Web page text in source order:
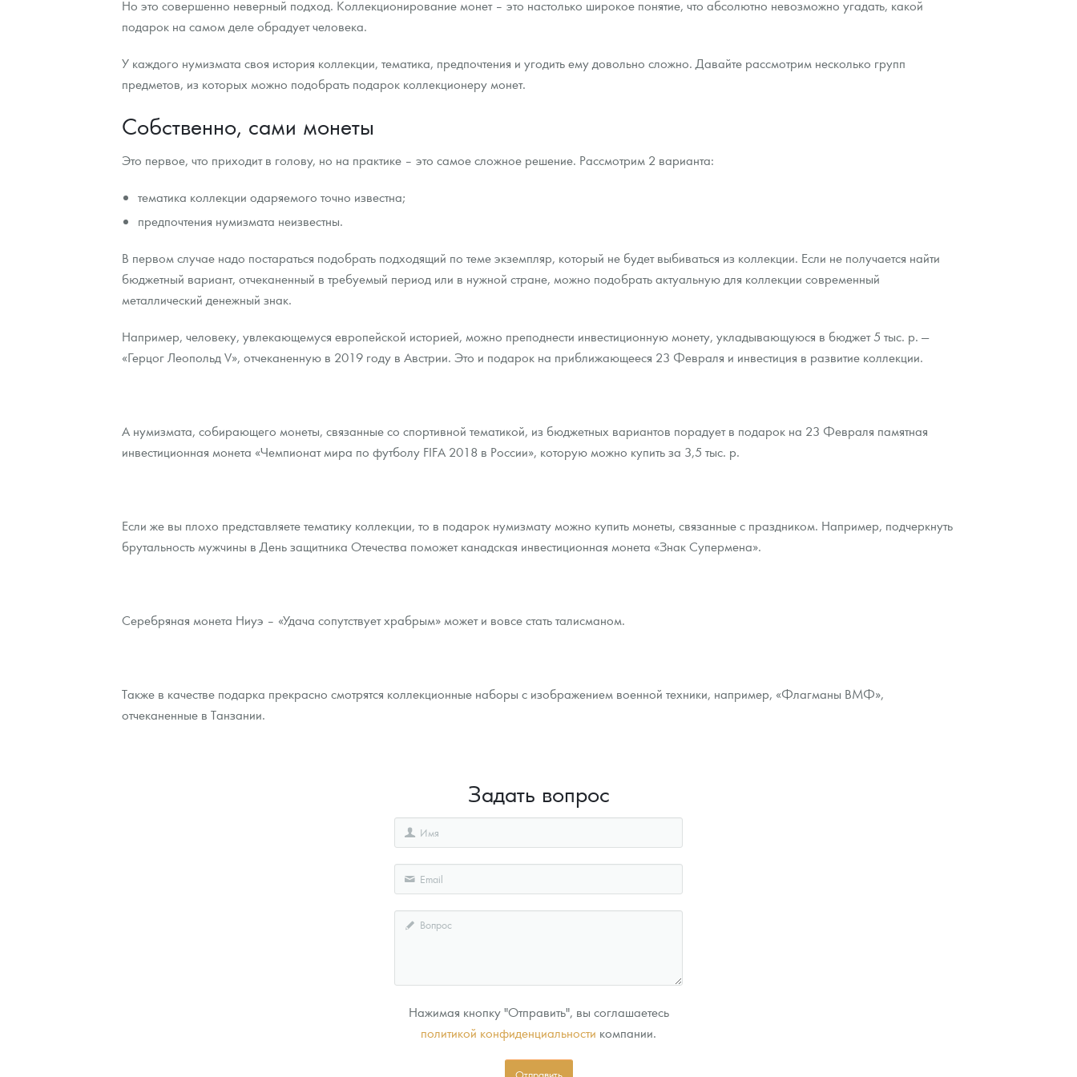
Золотой червонец Сеятель
Золотые слитки
Ювелирные изделия
Золотая карманная галерея
Книги по нумизматике
Выкуп монет
Выкуп серебряных монет
Вопрос - ответ
Положение по обработке и защите персональных данных
Распродажа монет и жетонов
Итоги 2025 года. Прогноз курсов золота, серебра, платины на 2026 год
Cтатьи
Георгий Победоносец - динамика цен
Курс золота и серебра
Лом выкуп
Контакты
О нас
Но это совершенно неверный подход. Коллекционирование монет – это настолько широкое понятие, что абсолютно невозможно угадать, какой
подарок на самом деле обрадует человека.
У каждого нумизмата своя история коллекции, тематика, предпочтения и угодить ему довольно сложно. Давайте рассмотрим несколько групп
предметов, из которых можно подобрать подарок коллекционеру монет.
Собственно, сами монеты
Это первое, что приходит в голову, но на практике – это самое сложное решение. Рассмотрим 2 варианта:
тематика коллекции одаряемого точно известна;
предпочтения нумизмата неизвестны.
В первом случае надо постараться подобрать подходящий по теме экземпляр, который не будет выбиваться из коллекции. Если не получается найти
бюджетный вариант, отчеканенный в требуемый период или в нужной стране, можно подобрать актуальную для коллекции современный
металлический денежный знак.
Например, человеку, увлекающемуся европейской историей, можно преподнести инвестиционную монету, укладывающуюся в бюджет 5 тыс. р. —
«Герцог Леопольд V», отчеканенную в 2019 году в Австрии. Это и подарок на приближающееся 23 Февраля и инвестиция в развитие коллекции.
А нумизмата, собирающего монеты, связанные со спортивной тематикой, из бюджетных вариантов порадует в подарок на 23 Февраля памятная
инвестиционная монета «Чемпионат мира по футболу FIFA 2018 в России», которую можно купить за 3,5 тыс. р.
Если же вы плохо представляете тематику коллекции, то в подарок нумизмату можно купить монеты, связанные с праздником. Например, подчеркнуть
брутальность мужчины в День защитника Отечества поможет канадская инвестиционная монета «Знак Супермена».
Серебряная монета Ниуэ – «Удача сопутствует храбрым» может и вовсе стать талисманом.
Также в качестве подарка прекрасно смотрятся коллекционные наборы с изображением военной техники, например, «Флагманы ВМФ»,
отчеканенные в Танзании.
Задать вопрос
Нажимая кнопку "Отправить", вы соглашаетесь
политикой конфиденциальности компании.